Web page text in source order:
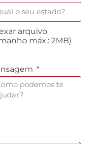
arquivo
máx.: 2MB)